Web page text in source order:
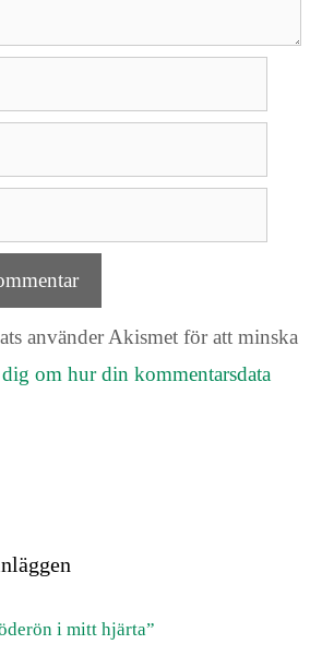
använder Akismet för att minska
om hur din kommentarsdata
i mitt hjärta”